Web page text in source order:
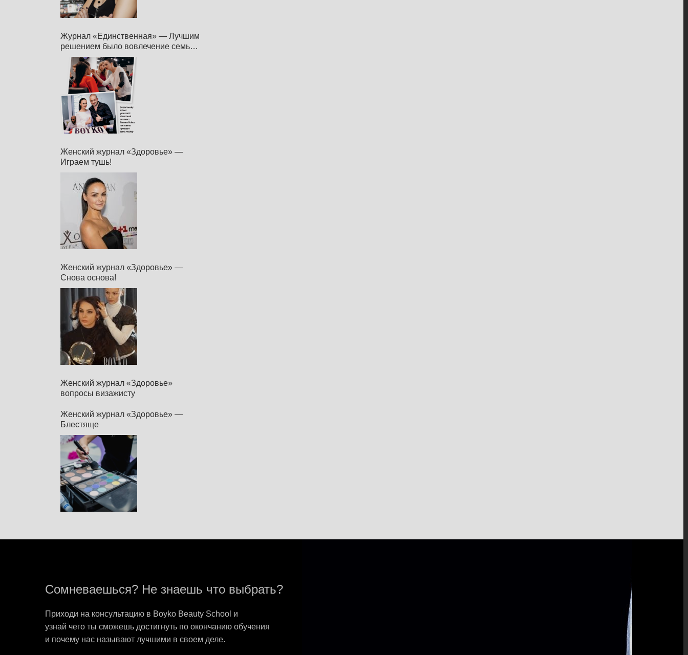
Журнал «Единственная» — Лучшим
решением было вовлечение семьи в
бизнес.
Женский журнал «Здоровье» —
Играем тушь!
Женский журнал «Здоровье» —
Снова основа!
Женский журнал «Здоровье»
вопросы визажисту
Женский журнал «Здоровье» —
Блестяще
Сомневаешься? Не знаешь что выбрать?
Приходи на консультацию в Boyko Beauty School и
узнай чего ты сможешь достигнуть по окончанию обучения
и почему нас называют лучшими в своем деле.